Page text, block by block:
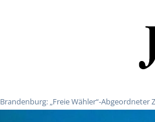
Brandenburg: „Freie Wähler“-